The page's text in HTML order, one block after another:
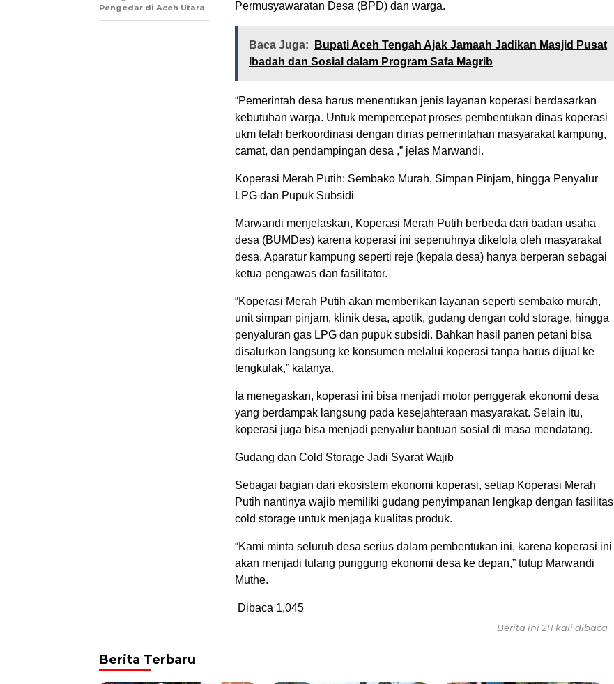
Permusyawaratan Desa (BPD) dan warga.
Baca Juga:
Bupati Aceh Tengah Ajak Jamaah Jadikan Masjid Pusat
Ibadah dan Sosial dalam Program Safa Magrib
“Pemerintah desa harus menentukan jenis layanan koperasi berdasarkan
kebutuhan warga. Untuk mempercepat proses pembentukan dinas koperasi
ukm telah berkoordinasi dengan dinas pemerintahan masyarakat kampung,
camat, dan pendampingan desa ,” jelas Marwandi.
Koperasi Merah Putih: Sembako Murah, Simpan Pinjam, hingga Penyalur
LPG dan Pupuk Subsidi
Marwandi menjelaskan, Koperasi Merah Putih berbeda dari badan usaha
desa (BUMDes) karena koperasi ini sepenuhnya dikelola oleh masyarakat
desa. Aparatur kampung seperti reje (kepala desa) hanya berperan sebagai
ketua pengawas dan fasilitator.
“Koperasi Merah Putih akan memberikan layanan seperti sembako murah,
unit simpan pinjam, klinik desa, apotik, gudang dengan cold storage, hingga
penyaluran gas LPG dan pupuk subsidi. Bahkan hasil panen petani bisa
disalurkan langsung ke konsumen melalui koperasi tanpa harus dijual ke
tengkulak,” katanya.
Ia menegaskan, koperasi ini bisa menjadi motor penggerak ekonomi desa
yang berdampak langsung pada kesejahteraan masyarakat. Selain itu,
koperasi juga bisa menjadi penyalur bantuan sosial di masa mendatang.
Gudang dan Cold Storage Jadi Syarat Wajib
Sebagai bagian dari ekosistem ekonomi koperasi, setiap Koperasi Merah
Putih nantinya wajib memiliki gudang penyimpanan lengkap dengan fasilitas
cold storage untuk menjaga kualitas produk.
“Kami minta seluruh desa serius dalam pembentukan ini, karena koperasi ini
akan menjadi tulang punggung ekonomi desa ke depan,” tutup Marwandi
Muthe.
Dibaca 1,045
Pengedar di Aceh Utara
Berita ini 211 kali dibaca
Berita Terbaru